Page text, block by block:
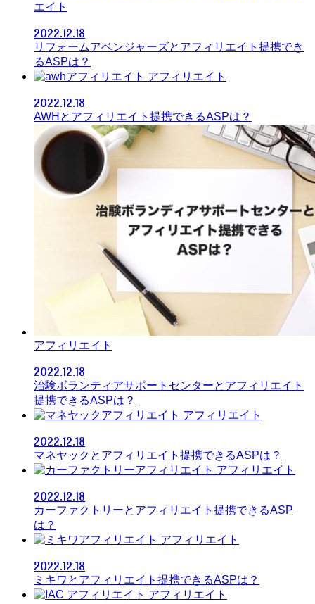
エイト
2022.12.18
リフォームアベンジャーズとアフィリエイト提携でき
るASPは？
アフィリエイト
2022.12.18
AWHとアフィリエイト提携できるASPは？
アフィリエイト
2022.12.18
治験ボランティアサポートセンターとアフィリエイト
提携できるASPは？
アフィリエイト
2022.12.18
マネヤックとアフィリエイト提携できるASPは？
アフィリエイト
2022.12.18
カーファクトリーとアフィリエイト提携できるASP
は？
アフィリエイト
2022.12.18
ミキワとアフィリエイト提携できるASPは？
アフィリエイト